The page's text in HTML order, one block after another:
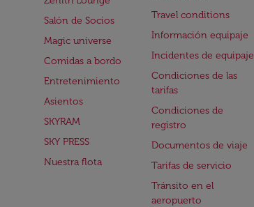
Salón de Socios
Magic universe
Comidas a bordo
Entretenimiento
Asientos
SKYRAM
SKY PRESS
Nuestra flota
Travel conditions
Información equipaje
Incidentes de equipaje
Condiciones de las
tarifas
Condiciones de
registro
Documentos de viaje
Tarifas de servicio
Tránsito en el
aeropuerto